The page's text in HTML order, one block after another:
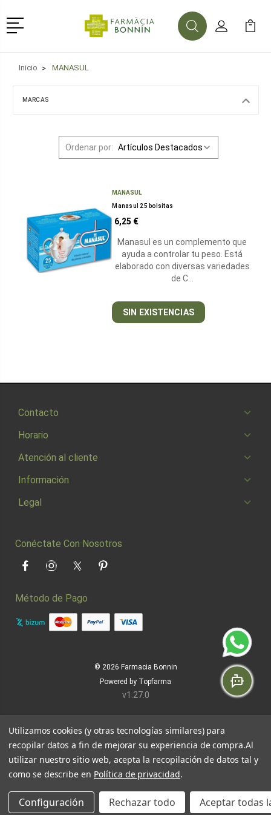
Menú
BuscarMi Cuenta
Mi
Inicio MANASUL
MARCAS
Ordenar por:
MANASUL
Manasul 25 bolsitas
6,25 €
Manasul es un complemento que
ayuda a controlar tu peso. Está
elaborado con diversas variedades
de C…
SIN EXISTENCIAS
Contacto
Horario
Atención al cliente
Información
Legal
Conéctate Con Nosotros
FacebookInstagramTwitter Pinterest
Método de Pago
© 2026 Farmacia Bonnin
Powered by Topfarma
v1.27.0
Utilizamos cookies (y otras tecnologías similares) para
recopilar datos a fin de mejorar su experiencia de compra.Al
utilizar nuestro sitio web, acepta la recopilación de datos tal y
como se describe en Política de privacidad.
Configuración Rechazar todo Aceptar todas